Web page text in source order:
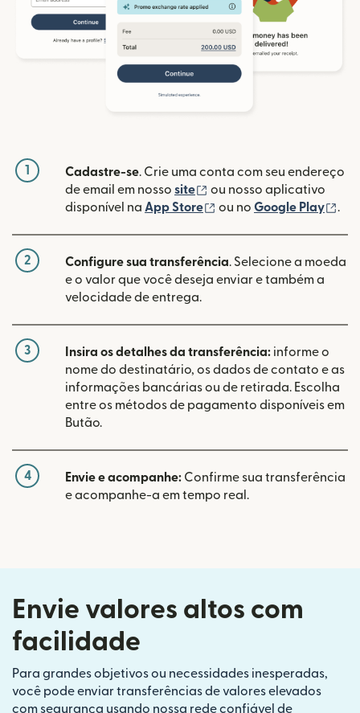
1 Cadastre-se. Crie uma conta com seu endereço
de email em nosso site (abre em uma nova
ou nosso aplicativo
disponível na App Store (abre em uma nova
ou no Google Play .
2 Configure sua transferência. Selecione a moeda
e o valor que você deseja enviar e também a
velocidade de entrega.
3 Insira os detalhes da transferência: informe o
nome do destinatário, os dados de contato e as
informações bancárias ou de retirada. Escolha
entre os métodos de pagamento disponíveis em
Butão.
4 Envie e acompanhe: Confirme sua transferência
e acompanhe-a em tempo real.
Envie valores altos com
facilidade
Para grandes objetivos ou necessidades inesperadas,
você pode enviar transferências de valores elevados
com segurança usando nossa rede confiável de